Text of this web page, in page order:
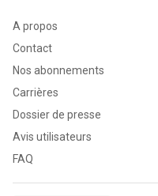
A propos
Contact
Nos abonnements
Carrières
Dossier de presse
Avis utilisateurs
FAQ